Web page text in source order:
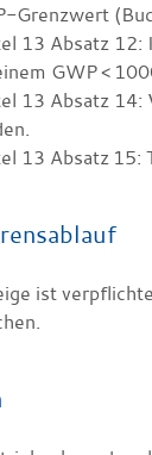
Grenzwert
13 Absatz 12:
GWP <
13 Absatz 14:
13 Absatz 15:
ist